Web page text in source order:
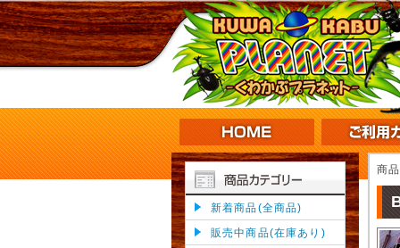
新着商品(全商品)
販売中商品(在庫あり)
商